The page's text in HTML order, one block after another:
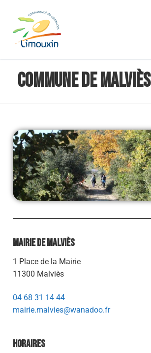
Commune de Malviès
Mairie de Malviès
1 Place de la Mairie
11300 Malviès
04 68 31 14 44
mairie.malvies@wanadoo.fr
Horaires